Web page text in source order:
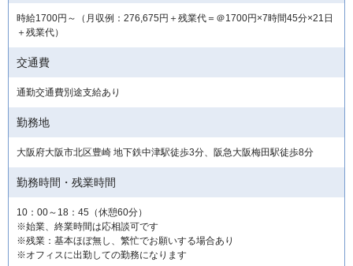
時給1700円～（月収例：276,675円＋残業代＝＠1700円×7時間45分×21日
＋残業代）
交通費
通勤交通費別途支給あり
勤務地
大阪府大阪市北区豊崎 地下鉄中津駅徒歩3分、阪急大阪梅田駅徒歩8分
勤務時間・残業時間
10：00～18：45（休憩60分）
※始業、終業時間は応相談可です
※残業：基本ほぼ無し、繁忙でお願いする場合あり
※オフィスに出勤しての勤務になります